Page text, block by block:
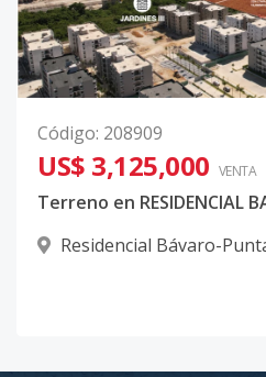
Código: 208909
US$ 3,125,000 VENTA
Terreno en RESIDENCIAL
Residencial Bávaro-